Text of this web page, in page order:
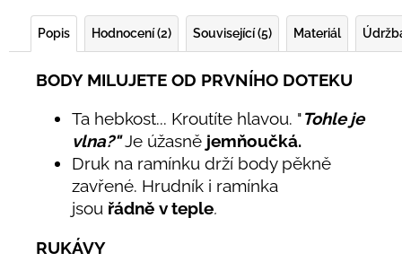
Popis Hodnocení (2) Související (5) Materiál
BODY MILUJETE OD PRVNÍHO DOTEKU
Ta hebkost... Kroutíte hlavou. "Tohle je
vlna?" Je úžasně jemňoučká.
Druk na ramínku drží body pěkně
zavřené. Hrudník i ramínka
jsou řádně v teple.
RUKÁVY